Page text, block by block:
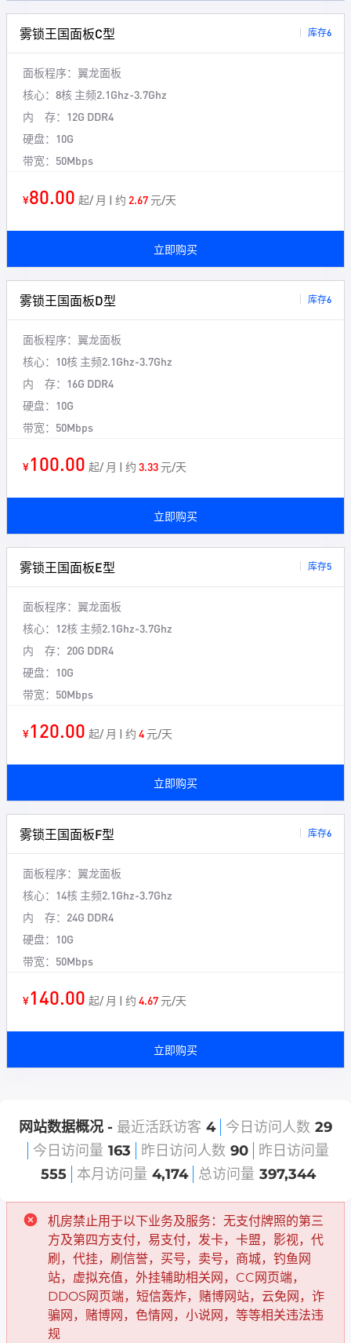
雾锁王国面板C型 库存6
面板程序： 翼龙面板
核心： 8核 主频2.1Ghz-3.7Ghz
内 存： 12G DDR4
硬盘： 10G
带宽： 50Mbps
¥80.00 起/ 月 | 约 2.67元/天
立即购买
雾锁王国面板D型 库存6
面板程序： 翼龙面板
核心： 10核 主频2.1Ghz-3.7Ghz
内 存： 16G DDR4
硬盘： 10G
带宽： 50Mbps
¥100.00 起/ 月 | 约 3.33元/天
立即购买
雾锁王国面板E型 库存5
面板程序： 翼龙面板
核心： 12核 主频2.1Ghz-3.7Ghz
内 存： 20G DDR4
硬盘： 10G
带宽： 50Mbps
¥120.00 起/ 月 | 约 4元/天
立即购买
雾锁王国面板F型 库存6
面板程序： 翼龙面板
核心： 14核 主频2.1Ghz-3.7Ghz
内 存： 24G DDR4
硬盘： 10G
带宽： 50Mbps
¥140.00 起/ 月 | 约 4.67元/天
立即购买
网站数据概况 - 最近活跃访客 4 今日访问人数 29
今日访问量 163 昨日访问人数 90
昨日访问量
555
本月访问量 4,174 总访问量 397,344
机房禁止用于以下业务及服务：无支付牌照的第三
方及第四方支付，易支付，发卡，卡盟，影视，代
刷，代挂，刷信誉，买号，卖号，商城，钓鱼网
站，虚拟充值，外挂辅助相关网，CC网页端，
DDOS网页端，短信轰炸，赌博网站，云免网，诈
骗网，赌博网，色情网，小说网，等等相关违法违
规